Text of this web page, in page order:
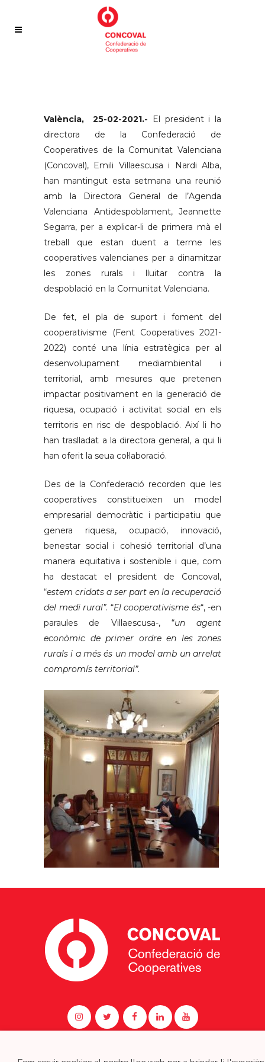
València, 25-02-2021.- El president i la
directora de la Confederació de
Cooperatives de la Comunitat Valenciana
(Concoval), Emili Villaescusa i Nardi Alba,
han mantingut esta setmana una reunió
amb la Directora General de l’Agenda
Valenciana Antidespoblament, Jeannette
Segarra, per a explicar-li de primera mà el
treball que estan duent a terme les
cooperatives valencianes per a dinamitzar
les zones rurals i lluitar contra la
despoblació en la Comunitat Valenciana.
De fet, el pla de suport i foment del
cooperativisme (Fent Cooperatives 2021-
2022) conté una línia estratègica per al
desenvolupament mediambiental i
territorial, amb mesures que pretenen
impactar positivament en la generació de
riquesa, ocupació i activitat social en els
territoris en risc de despoblació. Així li ho
han traslladat a la directora general, a qui li
han oferit la seua col·laboració.
Des de la Confederació recorden que les
cooperatives constitueixen un model
empresarial democràtic i participatiu que
genera riquesa, ocupació, innovació,
benestar social i cohesió territorial d’una
manera equitativa i sostenible i que, com
ha destacat el president de Concoval,
“estem cridats a ser part en la recuperació
del medi rural”. “El cooperativisme és“, -en
paraules de Villaescusa-, “un agent
econòmic de primer ordre en les zones
rurals i a més és un model amb un arrelat
compromís territorial”.